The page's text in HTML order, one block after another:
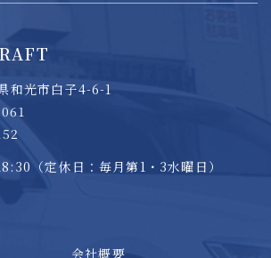
和光市白子4-6-1
（定休日：毎月第1・3水曜日）
会社概要